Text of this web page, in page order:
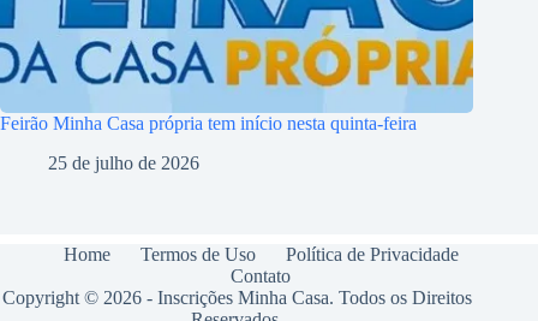
Feirão Minha Casa própria tem início nesta quinta-feira
25 de julho de 2026
Home Termos de Uso
Política de Privacidade
Contato
Copyright © 2026 - Inscrições Minha Casa. Todos os Direitos